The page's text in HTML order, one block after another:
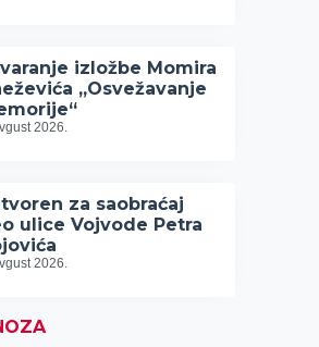
izložbe Momira
„Osvežavanje
2026.
za saobraćaj
ulice Vojvode Petra
2026.